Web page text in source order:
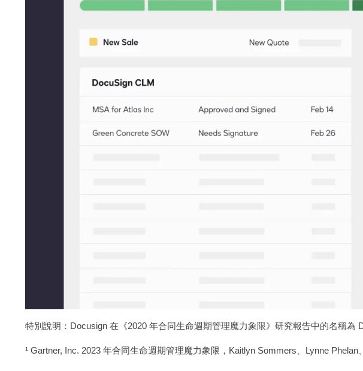
特別說明：Docusign 在《2020 年合同生命週期管理魔力象限》研究報告中的名稱為
¹ Gartner, Inc. 2023 年合同生命週期管理魔力象限，Kaitlyn Sommers、Lynne Phelan